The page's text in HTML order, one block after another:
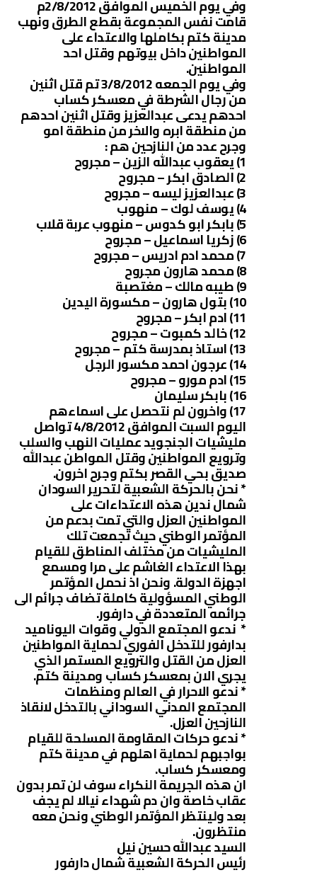
وفي يوم الخميس الموافق 2/8/2012م
قامت نفس المجموعة بقطع الطرق ونهب
مدينة كتم بكاملها والاعتداء على
المواطنين داخل بيوتهم وقتل احد
المواطنين.
وفي يوم الجمعه 3/8/2012 تم قتل اثنين
من رجال الشرطة في معسكر كساب
احدهم يدعى عبدالعزيز وقتل اثنين احدهم
من منطقة ابره والاخر من منطقة امو
وجرح عدد من النازحين هم :
1) يعقوب عبدالله الزين – مجروح
2) الصادق ابكر – مجروح
3) عبدالعزيز ليسه – مجروح
4) يوسف لوك – منهوب
5) بابكر ابو كدوس – منهوب عربة قلاب
6) زكريا اسماعيل – مجروح
7) محمد ادم ادريس – مجروح
8) محمد هارون مجروح
9) طيبه مالك – مغتصبة
10) بتول هارون – مكسورة اليدين
11) ادم ابكر – مجروح
12) خالد كمبوت – مجروح
13) استاذ بمدرسة كتم – مجروح
14) عرجون احمد مكسور الرجل
15) ادم مورو – مجروح
16) بابكر سليمان
17) واخرون لم نتحصل على اسماءهم
اليوم السبت الموافق 4/8/2012 تواصل
مليشيات الجنجويد عمليات النهب والسلب
وترويع المواطنين وقتل المواطن عبدالله
صديق بحي القصر بكتم وجرح اخرون.
* نحن بالحركة الشعبية لتحرير السودان
شمال ندين هذه الاعتداءات على
المواطنين العزل والتي تمت بدعم من
المؤتمر الوطني حيث تجمعت تلك
المليشيات من مختلف المناطق للقيام
بهذا الاعتداء الغاشم على مرا ومسمع
اجهزة الدولة. ونحن اذ نحمل المؤتمر
الوطني المسؤولية كاملة تضاف جرائم الى
جرائمه المتعددة في دارفور.
* ندعو المجتمع الدولي وقوات اليوناميد
بدارفور للتدخل الفوري لحماية المواطنين
العزل من القتل والترويع المستمر الذي
يجري الان بمعسكر كساب ومدينة كتم.
* ندعو الاحرار في العالم ومنظمات
المجتمع المدني السوداني بالتدخل لانقاذ
النازحين العزل.
* ندعو حركات المقاومة المسلحة للقيام
بواجبهم لحماية اهلهم في مدينة كتم
ومعسكر كساب.
ان هذه الجريمة النكراء سوف لن تمر بدون
عقاب خاصة وان دم شهداء نيالا لم يجف
بعد ولينتظر المؤتمر الوطني ونحن معه
منتظرون.
السيد عبدالله حسين نيل
رئيس الحركة الشعبية شمال دارفور